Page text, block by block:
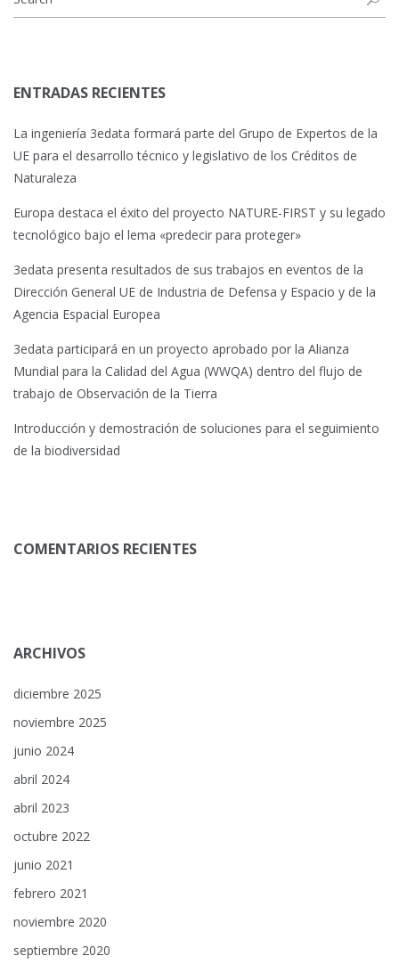
ENTRADAS RECIENTES
La ingeniería 3edata formará parte del Grupo de Expertos de la
UE para el desarrollo técnico y legislativo de los Créditos de
Naturaleza
Europa destaca el éxito del proyecto NATURE-FIRST y su legado
tecnológico bajo el lema «predecir para proteger»
3edata presenta resultados de sus trabajos en eventos de la
Dirección General UE de Industria de Defensa y Espacio y de la
Agencia Espacial Europea
3edata participará en un proyecto aprobado por la Alianza
Mundial para la Calidad del Agua (WWQA) dentro del flujo de
trabajo de Observación de la Tierra
Introducción y demostración de soluciones para el seguimiento
de la biodiversidad
COMENTARIOS RECIENTES
ARCHIVOS
diciembre 2025
noviembre 2025
junio 2024
abril 2024
abril 2023
octubre 2022
junio 2021
febrero 2021
noviembre 2020
septiembre 2020